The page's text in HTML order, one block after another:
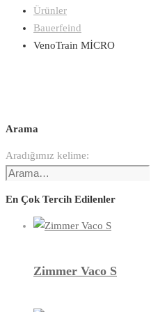
Ürünler
Bauerfeind
VenoTrain MİCRO
Arama
Aradığımız kelime:
En Çok Tercih Edilenler
Zimmer Vaco S